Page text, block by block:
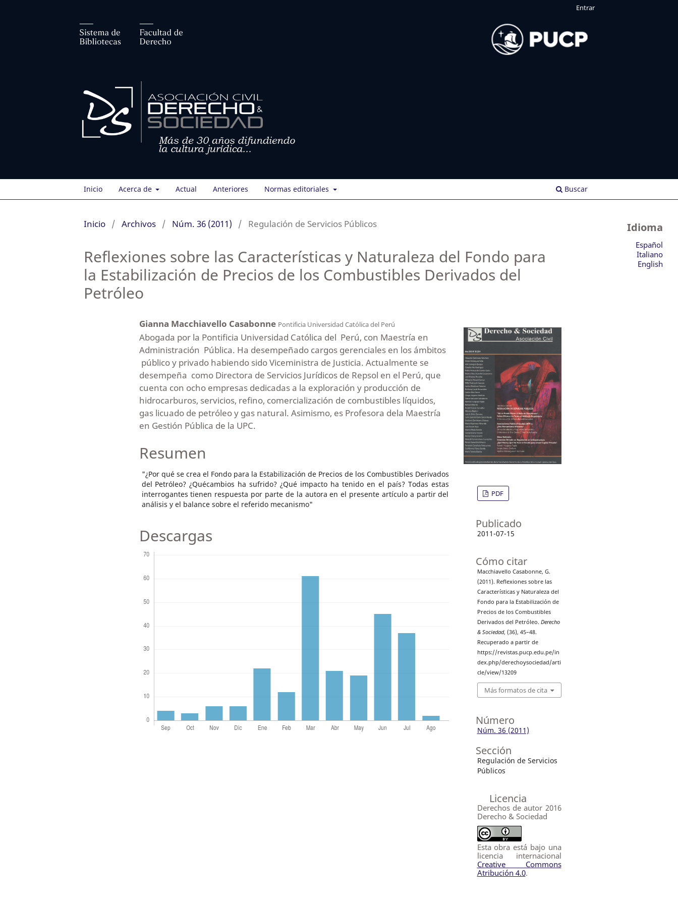
Inicio Acerca de Actual Anteriores Normas editoriales Buscar
Entrar
Inicio / Archivos / Núm. 36 (2011) / Regulación de Servicios Públicos
Reflexiones sobre las Características y Naturaleza del Fondo para
la Estabilización de Precios de los Combustibles Derivados del
Petróleo
Gianna Macchiavello Casabonne Pontificia Universidad Católica del Perú
Abogada por la Pontificia Universidad Católica del Perú, con Maestría en
Administración Pública. Ha desempeñado cargos gerenciales en los ámbitos
público y privado habiendo sido Viceministra de Justicia. Actualmente se
desempeña como Directora de Servicios Jurídicos de Repsol en el Perú, que
cuenta con ocho empresas dedicadas a la exploración y producción de
hidrocarburos, servicios, refino, comercialización de combustibles líquidos,
gas licuado de petróleo y gas natural. Asimismo, es Profesora dela Maestría
en Gestión Pública de la UPC.
Resumen
"¿Por qué se crea el Fondo para la Estabilización de Precios de los Combustibles Derivados
del Petróleo? ¿Quécambios ha sufrido? ¿Qué impacto ha tenido en el país? Todas estas
interrogantes tienen respuesta por parte de la autora en el presente artículo a partir del
análisis y el balance sobre el referido mecanismo"
Descargas
PDF
Publicado
2011-07-15
Cómo citar
Macchiavello Casabonne, G.
(2011). Reflexiones sobre las
Características y Naturaleza del
Fondo para la Estabilización de
Precios de los Combustibles
Derivados del Petróleo. Derecho
& Sociedad, (36), 45–48.
Recuperado a partir de
https://revistas.pucp.edu.pe/in
dex.php/derechoysociedad/arti
cle/view/13209
Más formatos de cita
Número
Núm. 36 (2011)
Sección
Regulación de Servicios
Públicos
Licencia
Derechos de autor 2016
Derecho & Sociedad
Esta obra está bajo una
licencia internacional
Creative Commons
Atribución 4.0.
Idioma
Español
Italiano
English